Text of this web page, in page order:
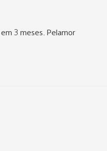
em 3 meses. Pelamor